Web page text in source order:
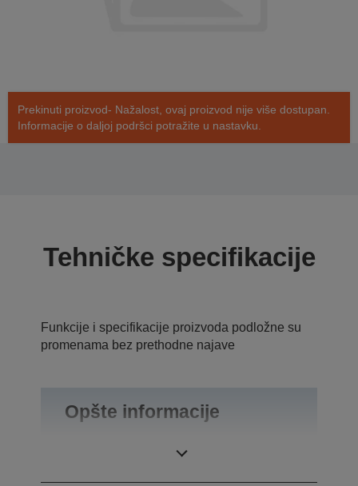
Prekinuti proizvod- Nažalost, ovaj proizvod nije više dostupan.
Informacije o daljoj podršci potražite u nastavku.
Tehničke specifikacije
Funkcije i specifikacije proizvoda podložne su
promenama bez prethodne najave
Opšte informacije